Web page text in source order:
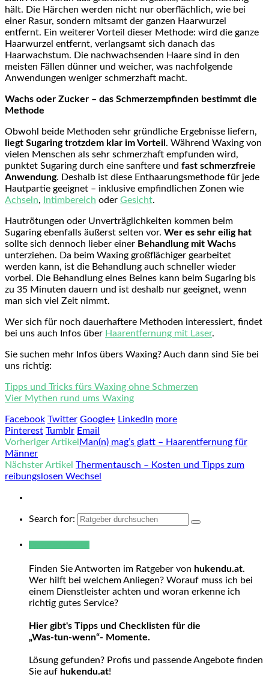
hält. Die Härchen werden nicht nur oberflächlich, wie bei
einer Rasur, sondern mitsamt der ganzen Haarwurzel
entfernt. Ein weiterer Vorteil dieser Methode: wird die ganze
Haarwurzel entfernt, verlangsamt sich danach das
Haarwachstum. Die nachwachsenden Haare sind in den
meisten Fällen dünner und weicher, was nachfolgende
Anwendungen weniger schmerzhaft macht.
Wachs oder Zucker – das Schmerzempfinden bestimmt die
Methode
Obwohl beide Methoden sehr gründliche Ergebnisse liefern,
liegt Sugaring trotzdem klar im Vorteil . Während Waxing von
vielen Menschen als sehr schmerzhaft empfunden wird,
punktet Sugaring durch eine sanftere und fast schmerzfreie
Anwendung. Deshalb ist diese Enthaarungsmethode für jede
Hautpartie geeignet – inklusive empfindlichen Zonen wie
Achseln, Intimbereich oder Gesicht.
Hautrötungen oder Unverträglichkeiten kommen beim
Sugaring ebenfalls äußerst selten vor. Wer es sehr eilig hat
sollte sich dennoch lieber einer Behandlung mit Wachs
unterziehen. Da beim Waxing großflächiger gearbeitet
werden kann, ist die Behandlung auch schneller wieder
vorbei. Die Behandlung eines Beines kann beim Sugaring bis
zu 35 Minuten dauern und ist deshalb nur geeignet, wenn
man sich viel Zeit nimmt.
Wer sich für noch dauerhaftere Methoden interessiert, findet
bei uns auch Infos über Haarentfernung mit Laser.
Sie suchen mehr Infos übers Waxing? Auch dann sind Sie bei
uns richtig:
Tipps und Tricks fürs Waxing ohne Schmerzen
Vier Mythen rund ums Waxing
Facebook Twitter Google+ LinkedIn more
Pinterest Tumblr Email
Vorheriger Artikel Man(n) mag’s glatt – Haarentfernung für
Männer
Nächster Artikel Thermentausch – Kosten und Tipps zum
reibungslosen Wechsel
Search for:
Finden Sie Antworten im Ratgeber von hukendu.at.
Wer hilft bei welchem Anliegen? Worauf muss ich bei
einem Dienstleister achten und woran erkenne ich
richtig gutes Service?
Hier gibt's Tipps und Checklisten für die
„Was-tun-wenn“- Momente.
Lösung gefunden? Profis und passende Angebote finden
Sie auf hukendu.at!